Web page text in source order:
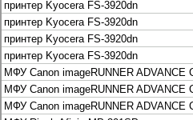
МФУ, копиры и
Принтеры и МФУ и
Плоттеры и МФУ Oce
Плоттеры и
Цифровые
МФУ, сканеры,
Плоттеры Canon
Принтеры и